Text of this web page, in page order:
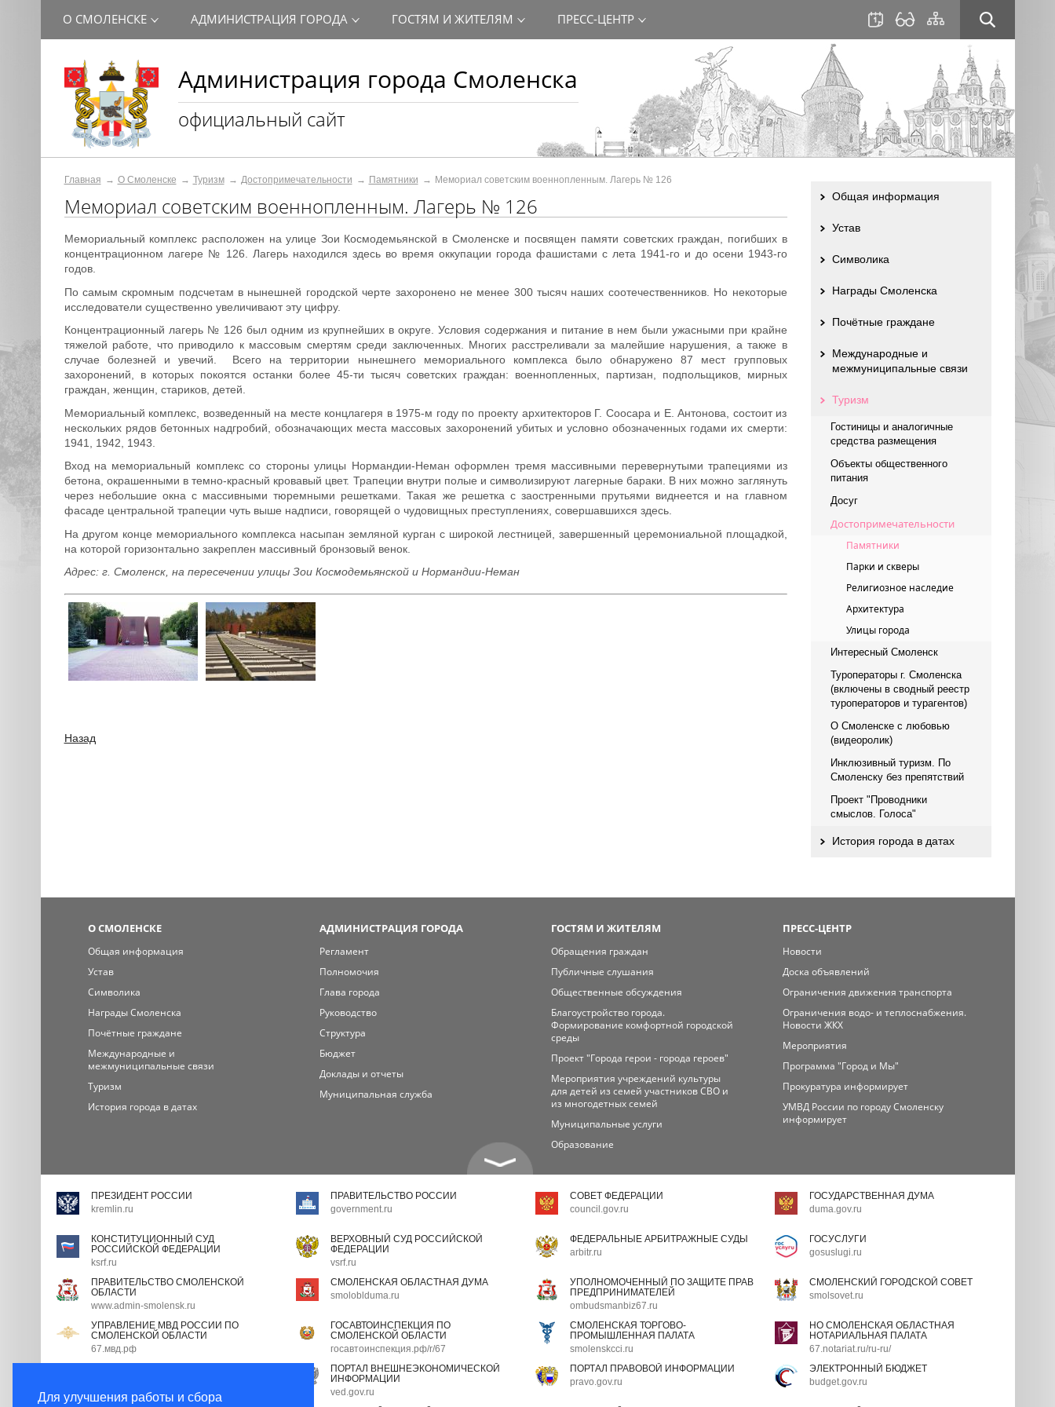
Для улучшения работы и сбора
Администрация города Смоленска
официальный сайт
О СМОЛЕНСКЕ АДМИНИСТРАЦИЯ ГОРОДА ГОСТЯМ И ЖИТЕЛЯМ ПРЕСС-ЦЕНТР
Главная О Смоленске Туризм Достопримечательности Памятники Мемориал советским военнопленным. Лагерь № 126
Мемориал советским военнопленным. Лагерь № 126
Мемориальный комплекс расположен на улице Зои Космодемьянской в Смоленске и посвящен памяти советских граждан, погибших в
концентрационном лагере № 126. Лагерь находился здесь во время оккупации города фашистами с лета 1941-го и до осени 1943-го
годов.
По самым скромным подсчетам в нынешней городской черте захоронено не менее 300 тысяч наших соотечественников. Но некоторые
исследователи существенно увеличивают эту цифру.
Концентрационный лагерь № 126 был одним из крупнейших в округе. Условия содержания и питание в нем были ужасными при крайне
тяжелой работе, что приводило к массовым смертям среди заключенных. Многих расстреливали за малейшие нарушения, а также в
случае болезней и увечий. Всего на территории нынешнего мемориального комплекса было обнаружено 87 мест групповых
захоронений, в которых покоятся останки более 45-ти тысяч советских граждан: военнопленных, партизан, подпольщиков, мирных
граждан, женщин, стариков, детей.
Мемориальный комплекс, возведенный на месте концлагеря в 1975-м году по проекту архитекторов Г. Соосара и Е. Антонова, состоит из
нескольких рядов бетонных надгробий, обозначающих места массовых захоронений убитых и условно обозначенных годами их смерти:
1941, 1942, 1943.
Вход на мемориальный комплекс со стороны улицы Нормандии-Неман оформлен тремя массивными перевернутыми трапециями из
бетона, окрашенными в темно-красный кровавый цвет. Трапеции внутри полые и символизируют лагерные бараки. В них можно заглянуть
через небольшие окна с массивными тюремными решетками. Такая же решетка с заостренными прутьями виднеется и на главном
фасаде центральной трапеции чуть выше надписи, говорящей о чудовищных преступлениях, совершавшихся здесь.
На другом конце мемориального комплекса насыпан земляной курган с широкой лестницей, завершенный церемониальной площадкой,
на которой горизонтально закреплен массивный бронзовый венок.
Адрес: г. Смоленск, на пересечении улицы Зои Космодемьянской и Нормандии-Неман
Назад
Общая информация
Устав
Символика
Награды Смоленска
Почётные граждане
Международные и
межмуниципальные связи
Туризм
Гостиницы и аналогичные
средства размещения
Объекты общественного
питания
Досуг
Достопримечательности
Памятники
Парки и скверы
Религиозное наследие
Архитектура
Улицы города
Интересный Смоленск
Туроператоры г. Смоленска
(включены в сводный реестр
туроператоров и турагентов)
О Смоленске с любовью
(видеоролик)
Инклюзивный туризм. По
Смоленску без препятствий
Проект "Проводники
смыслов. Голоса"
История города в датах
О СМОЛЕНСКЕ
Общая информация
Устав
Символика
Награды Смоленска
Почётные граждане
Международные и
межмуниципальные связи
Туризм
История города в датах
АДМИНИСТРАЦИЯ ГОРОДА
Регламент
Полномочия
Глава города
Руководство
Структура
Бюджет
Доклады и отчеты
Муниципальная служба
ГОСТЯМ И ЖИТЕЛЯМ
Обращения граждан
Публичные слушания
Общественные обсуждения
Благоустройство города.
Формирование комфортной городской
среды
Проект "Города герои - города героев"
Мероприятия учреждений культуры
для детей из семей участников СВО и
из многодетных семей
Муниципальные услуги
Образование
ПРЕСС-ЦЕНТР
Новости
Доска объявлений
Ограничения движения транспорта
Ограничения водо- и теплоснабжения.
Новости ЖКХ
Мероприятия
Программа "Город и Мы"
Прокуратура информирует
УМВД России по городу Смоленску
информирует
ПРЕЗИДЕНТ РОССИИ
kremlin.ru
ПРАВИТЕЛЬСТВО РОССИИ
government.ru
СОВЕТ ФЕДЕРАЦИИ
council.gov.ru
ГОСУДАРСТВЕННАЯ ДУМА
duma.gov.ru
КОНСТИТУЦИОННЫЙ СУД
РОССИЙСКОЙ ФЕДЕРАЦИИ
ksrf.ru
ВЕРХОВНЫЙ СУД РОССИЙСКОЙ
ФЕДЕРАЦИИ
vsrf.ru
ФЕДЕРАЛЬНЫЕ АРБИТРАЖНЫЕ СУДЫ
arbitr.ru
ГОСУСЛУГИ
gosuslugi.ru
ПРАВИТЕЛЬСТВО СМОЛЕНСКОЙ
ОБЛАСТИ
www.admin-smolensk.ru
СМОЛЕНСКАЯ ОБЛАСТНАЯ ДУМА
smoloblduma.ru
УПОЛНОМОЧЕННЫЙ ПО ЗАЩИТЕ ПРАВ
ПРЕДПРИНИМАТЕЛЕЙ
ombudsmanbiz67.ru
СМОЛЕНСКИЙ ГОРОДСКОЙ СОВЕТ
smolsovet.ru
УПРАВЛЕНИЕ МВД РОССИИ ПО
СМОЛЕНСКОЙ ОБЛАСТИ
67.мвд.рф
ГОСАВТОИНСПЕКЦИЯ ПО
СМОЛЕНСКОЙ ОБЛАСТИ
госавтоинспекция.рф/r/67
СМОЛЕНСКАЯ ТОРГОВО-
ПРОМЫШЛЕННАЯ ПАЛАТА
smolenskcci.ru
НО СМОЛЕНСКАЯ ОБЛАСТНАЯ
НОТАРИАЛЬНАЯ ПАЛАТА
67.notariat.ru/ru-ru/
gossluzhba.gov.ru
ПОРТАЛ ВНЕШНЕЭКОНОМИЧЕСКОЙ
ИНФОРМАЦИИ
ved.gov.ru
ПОРТАЛ ПРАВОВОЙ ИНФОРМАЦИИ
pravo.gov.ru
ЭЛЕКТРОННЫЙ БЮДЖЕТ
budget.gov.ru